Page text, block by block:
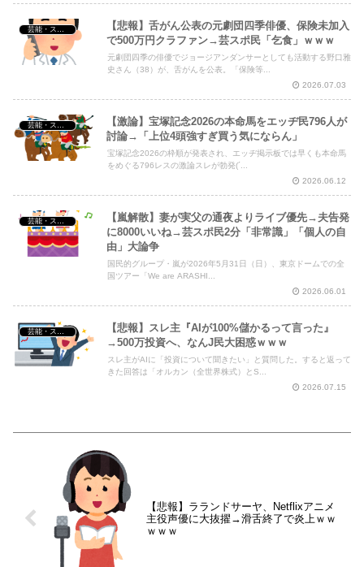
芸能・スポーツ・Youtuber
【悲報】舌がん公表の元劇団四季俳優、保険未加入
で500万円クラファン→芸スポ民「乞食」ｗｗｗ
元劇団四季の俳優でジョージアンダンサーとしても活動する野口雅
史さん（38）が、舌がんを公表。「保険等...
2026.07.03
芸能・スポーツ・Youtuber
【激論】宝塚記念2026の本命馬をエッヂ民796人が
討論→「上位4頭強すぎ買う気にならん」
宝塚記念2026の枠順が発表され、エッヂ掲示板では早くも本命馬
をめぐる796レスの激論スレが勃発(´...
2026.06.12
【嵐解散】妻が実父の通夜よりライブ優先→夫告発
に8000いいね→芸スポ民2分「非常識」「個人の自
由」大論争
国民的グループ・嵐が2026年5月31日（日）、東京ドームでの全
国ツアー「We are ARASHI...
2026.06.01
【悲報】スレ主『AIが100%儲かるって言った』
→500万投資へ、なんJ民大困惑ｗｗｗ
スレ主がAIに「投資について聞きたい」と質問した。すると返って
きた回答は「オルカン（全世界株式）とS...
2026.07.15
【悲報】ラランドサーヤ、Netflixアニメ
主役声優に大抜擢→滑舌終了で炎上ｗｗ
ｗｗｗ